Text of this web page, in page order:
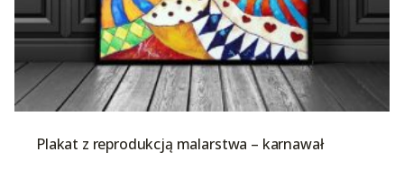
Plakat z reprodukcją malarstwa – karnawał